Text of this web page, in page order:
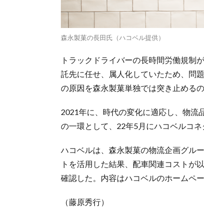
森永製菓の長田氏（ハコベル提供）
トラックドライバーの長時間労働規制
託先に任せ、属人化していたため、問
の原因を森永製菓単独では突き止める
2021年に、時代の変化に適応し、物流
の一環として、22年5月にハコベルコネ
ハコベルは、森永製菓の物流企画グル
トを活用した結果、配車関連コストが
確認した。内容はハコベルのホームペ
（藤原秀行）